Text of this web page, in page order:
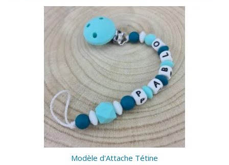
Modèle d'Attache Tétine